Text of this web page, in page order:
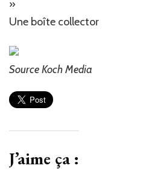
»
Une boîte collector
Source Koch Media
J’aime ça :